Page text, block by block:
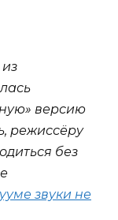
версию
режиссёру
без
звуки не